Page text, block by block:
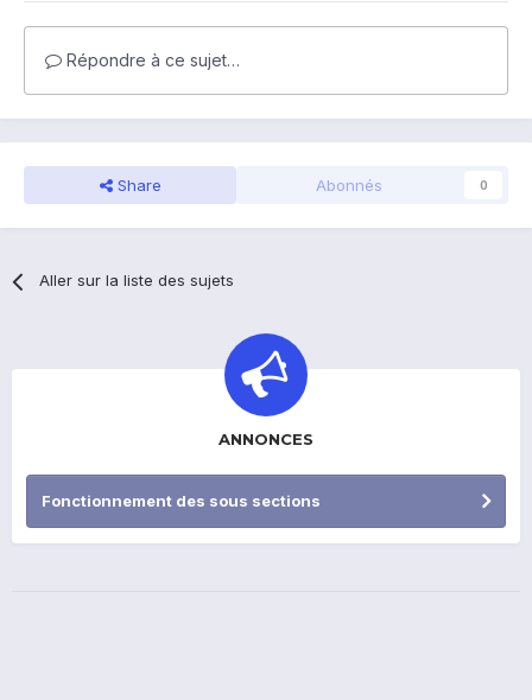
Répondre à ce sujet…
Share Abonnés 0
Aller sur la liste des sujets
ANNONCES
Fonctionnement des sous sections